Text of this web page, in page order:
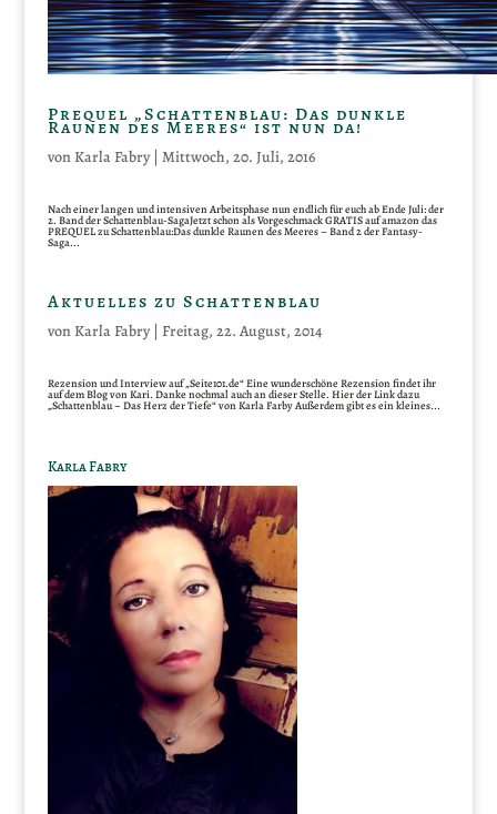
Prequel „Schattenblau: Das dunkle
Raunen des Meeres“ ist nun da!
vonKarla Fabry| Mittwoch, 20. Juli, 2016
Nach einer langen und intensiven Arbeitsphase nun endlich für euch ab Ende Juli: der
2. Band der Schattenblau-SagaJetzt schon als Vorgeschmack GRATIS auf amazon das
PREQUEL zu Schattenblau:Das dunkle Raunen des Meeres – Band 2 der Fantasy-
Saga...
Aktuelles zu Schattenblau
vonKarla Fabry| Freitag, 22. August, 2014
Rezension und Interview auf „Seite101.de“ Eine wunderschöne Rezension findet ihr
auf dem Blog von Kari. Danke nochmal auch an dieser Stelle. Hier der Link dazu
„Schattenblau – Das Herz der Tiefe“ von Karla Farby Außerdem gibt es ein kleines...
Karla Fabry